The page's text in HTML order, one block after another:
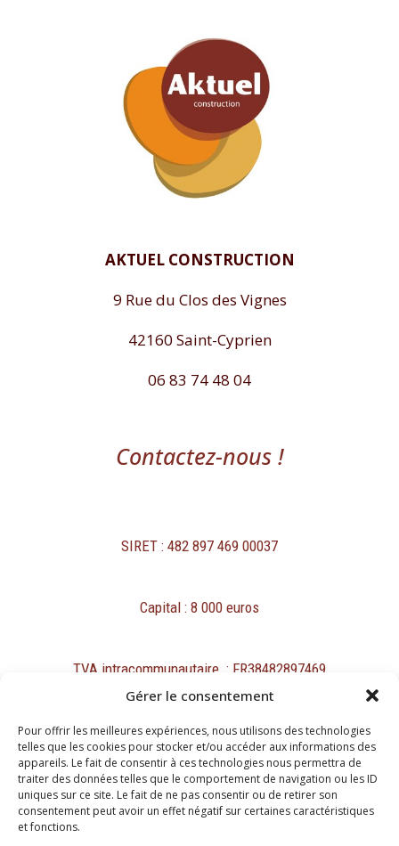
Gérer le consentement
Pour offrir les meilleures expériences, nous utilisons des technologies
telles que les cookies pour stocker et/ou accéder aux informations des
appareils. Le fait de consentir à ces technologies nous permettra de
traiter des données telles que le comportement de navigation ou les ID
uniques sur ce site. Le fait de ne pas consentir ou de retirer son
consentement peut avoir un effet négatif sur certaines caractéristiques
et fonctions.
AKTUEL CONSTRUCTION
9 Rue du Clos des Vignes
42160 Saint-Cyprien
06 83 74 48 04
Contactez-nous !
SIRET : 482 897 469 00037
Capital : 8 000 euros
TVA intracommunautaire : FR38482897469
Mentions légales
Protection des données personnelles et cookies